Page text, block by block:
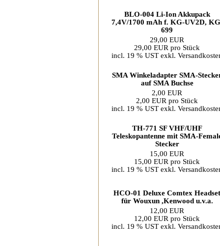
BLO-004 Li-Ion Akkupack
7,4V/1700 mAh f. KG-UV2D,
699
29,00 EUR
29,00 EUR pro Stück
incl. 19 % UST exkl.
SMA Winkeladapter SMA-
auf SMA Buchse
2,00 EUR
2,00 EUR pro Stück
incl. 19 % UST exkl.
TH-771 SF VHF/UHF
Teleskopantenne mit SMA-
Stecker
15,00 EUR
15,00 EUR pro Stück
incl. 19 % UST exkl.
HCO-01 Deluxe Comtex
für Wouxun ,Kenwood u.v.a.
12,00 EUR
12,00 EUR pro Stück
incl. 19 % UST exkl.